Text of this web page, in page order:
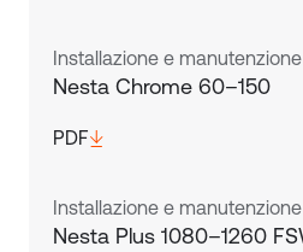
Installazione e manutenzione
Nesta Chrome 60–150
PDF
Installazione e manutenzione
Nesta Plus 1080–1260